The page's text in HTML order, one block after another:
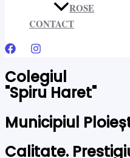
ROSE
CONTACT
Colegiul
"Spiru Haret"
Municipiul
Calitate.